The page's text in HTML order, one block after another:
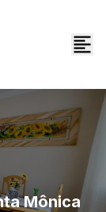
Mônica